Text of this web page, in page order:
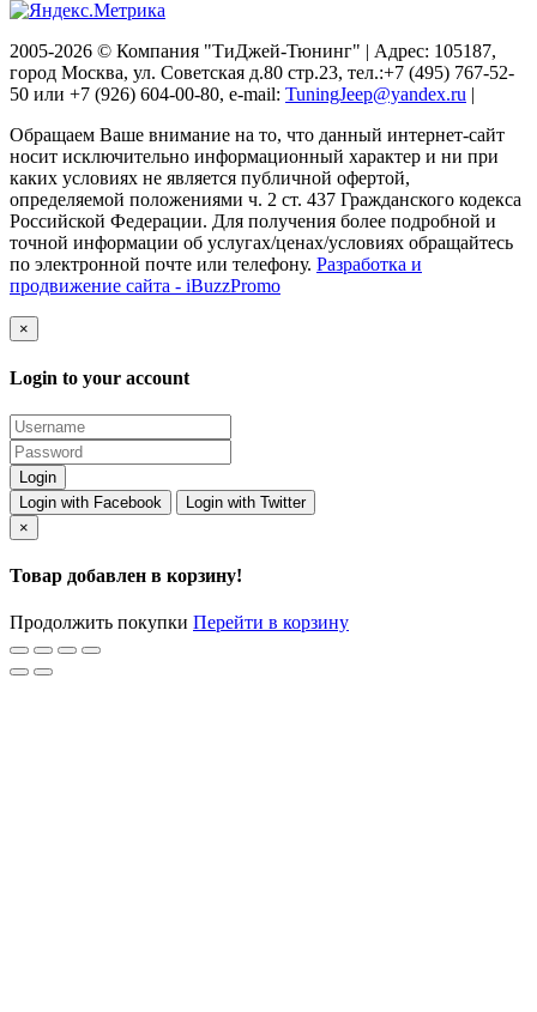
2005-2026 © Компания "ТиДжей-Тюнинг" | Адрес: 105187,
город Москва, ул. Советская д.80 стр.23, тел.:+7 (495) 767-52-
50 или +7 (926) 604-00-80, e-mail: TuningJeep@yandex.ru |
Обращаем Ваше внимание на то, что данный интернет-сайт
носит исключительно информационный характер и ни при
каких условиях не является публичной офертой,
определяемой положениями ч. 2 ст. 437 Гражданского кодекса
Российской Федерации. Для получения более подробной и
точной информации об услугах/ценах/условиях обращайтесь
по электронной почте или телефону. Разработка и
продвижение сайта - iBuzzPromo
×
Login to your account
Login with Facebook
Login with Twitter
×
Товар добавлен в корзину!
Продолжить покупки Перейти в корзину